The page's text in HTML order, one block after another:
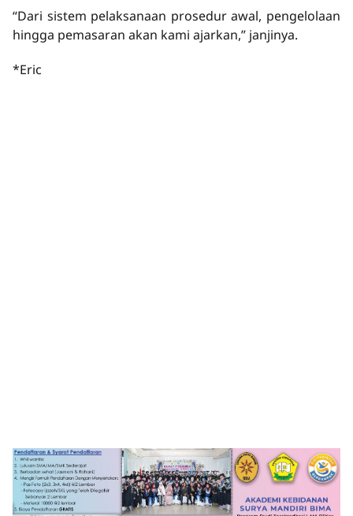
“Dari sistem pelaksanaan prosedur awal, pengelolaan
hingga pemasaran akan kami ajarkan,” janjinya.
*Eric